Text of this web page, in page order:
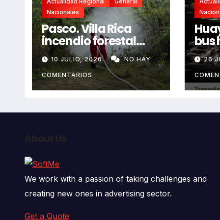
Nacionales
Pasco. Villa Rica
incendio forestal
extremo deja dos
fallecidos y heridos
10 JULIO, 2026 NO HAY
COMENTARIOS
bus
en26
We work with a passion of taking challenges and
creating new ones in advertising sector.
Get a Quote